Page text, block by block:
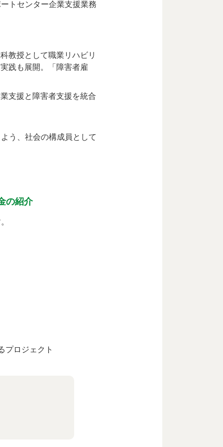
トセンター企業支援業務
教授として職業リハビリ
践も展開。「障害者雇
支援と障害者支援を統合
う、社会の構成員として
の紹介
プロジェクト